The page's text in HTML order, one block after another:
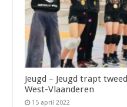
Jeugd – Jeugd trapt
West-Vlaanderen
15 april 2022